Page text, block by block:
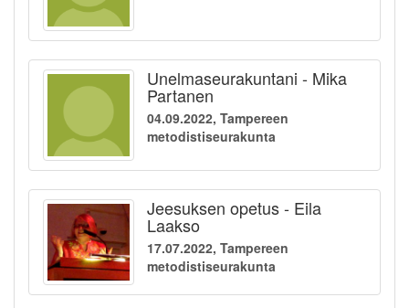
Unelmaseurakuntani - Mika
Partanen
04.09.2022, Tampereen
metodistiseurakunta
Jeesuksen opetus - Eila
Laakso
17.07.2022, Tampereen
metodistiseurakunta